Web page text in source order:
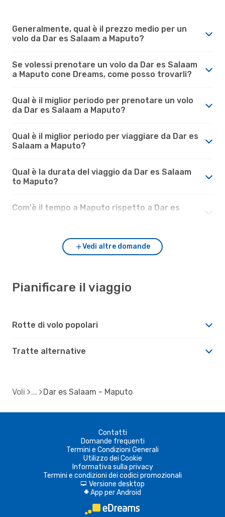
Generalmente, qual è il prezzo medio per un
volo da Dar es Salaam a Maputo?
Se volessi prenotare un volo da Dar es Salaam
a Maputo cone Dreams, come posso trovarli?
Qual è il miglior periodo per prenotare un volo
da Dar es Salaam a Maputo?
Qual è il miglior periodo per viaggiare da Dar es
Salaam a Maputo?
Qual è la durata del viaggio da Dar es Salaam
to Maputo?
Com'è il tempo a Maputo rispetto a Dar es
Vedi altre domande
Pianificare il viaggio
Rotte di volo popolari
Tratte alternative
Voli Dar es Salaam - Maputo
Contatti
Domande frequenti
Termini e Condizioni Generali
Utilizzo dei Cookie
Informativa sulla privacy
Termini e condizioni dei codici promozionali
d Versione desktop
A App per Android